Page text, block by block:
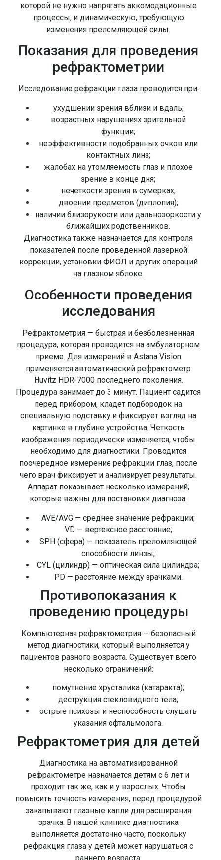
которой не нужно напрягать аккомодационные
процессы, и динамическую, требующую
изменения преломляющей силы.
Показания для проведения
рефрактометрии
Исследование рефракции глаза проводится при:
ухудшении зрения вблизи и вдаль;
возрастных нарушениях зрительной
функции;
неэффективности подобранных очков или
контактных линз;
жалобах на утомляемость глаз и плохое
зрение в конце дня;
нечеткости зрения в сумерках;
двоении предметов (диплопия);
наличии близорукости или дальнозоркости у
ближайших родственников.
Диагностика также назначается для контроля
показателей после проведенной лазерной
коррекции, установки ФИОЛ и других операций
на глазном яблоке.
Особенности проведения
исследования
Рефрактометрия — быстрая и безболезненная
процедура, которая проводится на амбулаторном
приеме. Для измерений в Astana Vision
применяется автоматический рефрактометр
Huvitz HDR-7000 последнего поколения.
Процедура занимает до 3 минут. Пациент садится
перед прибором, кладет подбородок на
специальную подставку и фиксирует взгляд на
картинке в глубине устройства. Четкость
изображения периодически изменяется, чтобы
необходимо для диагностики. Проводится
поочередное измерение рефракции глаз, после
чего врач фиксирует и анализирует результаты.
Аппарат показывает несколько измерений,
которые важны для постановки диагноза:
AVE/AVG — среднее значение рефракции;
VD — вертексное расстояние;
SPH (сфера) — показатель преломляющей
способности линзы;
CYL (цилиндр) — оптическая сила цилиндра;
PD — расстояние между зрачками.
Противопоказания к
проведению процедуры
Компьютерная рефрактометрия — безопасный
метод диагностики, который выполняется у
пациентов разного возраста. Существует всего
несколько ограничений:
помутнение хрусталика (катаракта);
деструкция стекловидного тела;
острые психозы и неспособность слушать
указания офтальмолога.
Рефрактометрия для детей
Диагностика на автоматизированной
рефрактометре назначается детям с 6 лет и
проходит так же, как и у взрослых. Чтобы
повысить точность измерения, перед процедурой
закапывают глазные капли для расширения
зрачка. В нашей клинике диагностика
выполняется достаточно часто, поскольку
рефракция глаза у детей может нарушаться с
раннего возраста.